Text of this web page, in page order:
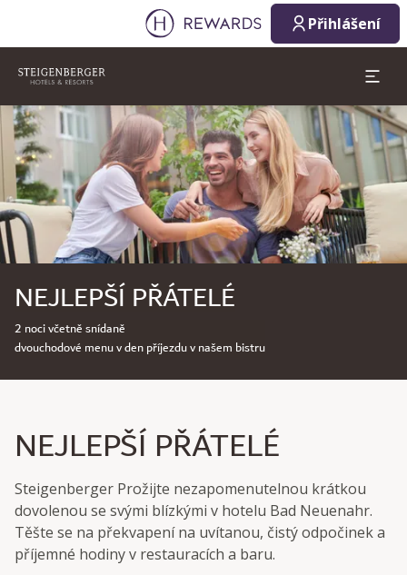
Přihlášení
Sklíčko 1 z 1
NEJLEPŠÍ PŘÁTELÉ
2 noci včetně snídaně
dvouchodové menu v den příjezdu v našem bistru
NEJLEPŠÍ PŘÁTELÉ
Steigenberger Prožijte nezapomenutelnou krátkou
dovolenou se svými blízkými v hotelu Bad Neuenahr.
Těšte se na překvapení na uvítanou, čistý odpočinek a
příjemné hodiny v restauracích a baru.